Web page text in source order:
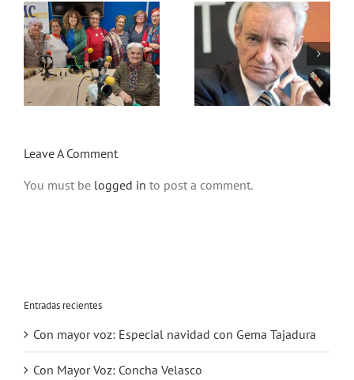
Con Mayor Voz:
Luis del Olmo
Con Mayor Voz:
Teatro
Leave A Comment
You must be logged in to post a comment.
Entradas recientes
Con mayor voz: Especial navidad con Gema Tajadura
Con Mayor Voz: Concha Velasco